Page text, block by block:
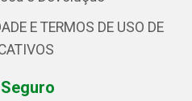
E TERMOS DE USO DE